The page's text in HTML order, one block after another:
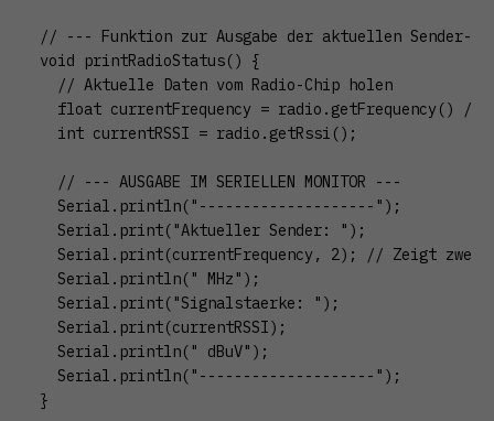
// --- Funktion zur Ausgabe der aktuellen Sender-
void printRadioStatus() {
  // Aktuelle Daten vom Radio-Chip holen
float currentFrequency = radio.getFrequency() /
  int currentRSSI = radio.getRssi();
  // --- AUSGABE IM SERIELLEN MONITOR ---
  Serial.println("--------------------");
  Serial.print("Aktueller Sender: ");
Serial.print(currentFrequency, 2); // Zeigt zwei
  Serial.println(" MHz");
  Serial.print("Signalstaerke: ");
  Serial.print(currentRSSI);
  Serial.println(" dBuV");
  Serial.println("--------------------");
}